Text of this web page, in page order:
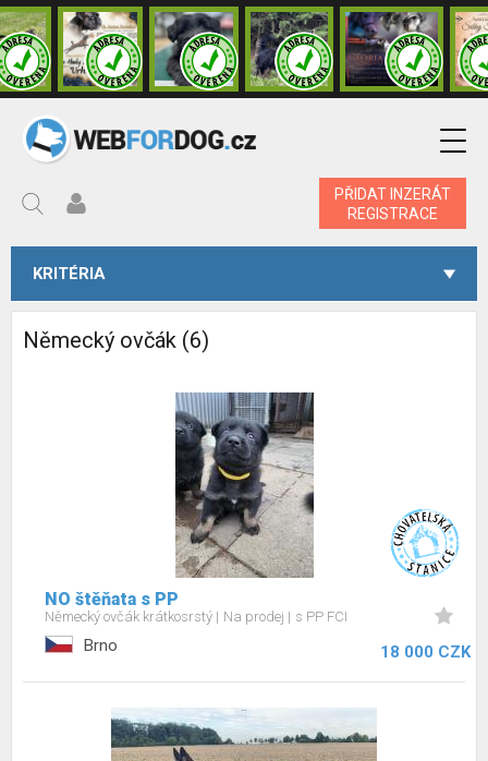
PŘIDAT INZERÁT
REGISTRACE
KRITÉRIA
Německý ovčák (6)
NO štěňata s PP
Německý ovčák krátkosrstý Na prodej s PP FCI
Brno 18 000 CZK